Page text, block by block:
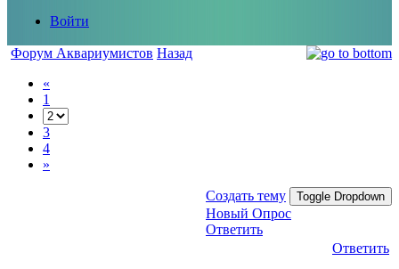
Войти
Форум Аквариумистов Назад
«
1
3
4
»
Создать тему Toggle Dropdown
Новый Опрос
Ответить
Ответить